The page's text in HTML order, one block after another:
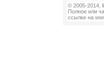
© 2005-2014,
Полное или
ссылке на